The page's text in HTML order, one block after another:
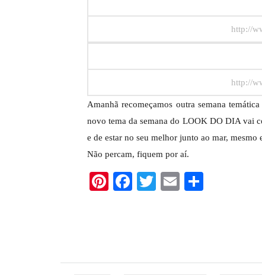
http://
http://
Amanhã recomeçamos outra semana
novo tema da semana do LOOK DO DIA vai
e de estar no seu melhor junto ao mar, mesmo
Não percam, fiquem por aí.
Pinterest
Facebook
Twitter
Email